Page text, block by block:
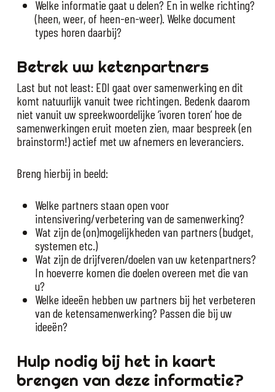
Welke informatie gaat u delen? En in welke richting?
(heen, weer, of heen-en-weer). Welke document
types horen daarbij?
Betrek uw ketenpartners
Last but not least: EDI gaat over samenwerking en dit
komt natuurlijk vanuit twee richtingen. Bedenk daarom
niet vanuit uw spreekwoordelijke ‘ivoren toren’ hoe de
samenwerkingen eruit moeten zien, maar bespreek (en
brainstorm!) actief met uw afnemers en leveranciers.
Breng hierbij in beeld:
Welke partners staan open voor
intensivering/verbetering van de samenwerking?
Wat zijn de (on)mogelijkheden van partners (budget,
systemen etc.)
Wat zijn de drijfveren/doelen van uw ketenpartners?
In hoeverre komen die doelen overeen met die van
u?
Welke ideeën hebben uw partners bij het verbeteren
van de ketensamenwerking? Passen die bij uw
ideeën?
Hulp nodig bij het in kaart
brengen van deze informatie?